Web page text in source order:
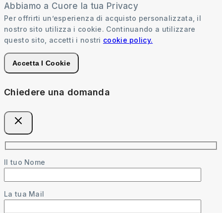
Abbiamo a Cuore la tua Privacy
Per offrirti un’esperienza di acquisto personalizzata, il
nostro sito utilizza i cookie. Continuando a utilizzare
questo sito, accetti i nostri cookie policy.
Accetta I Cookie
Chiedere una domanda
Il tuo Nome
La tua Mail